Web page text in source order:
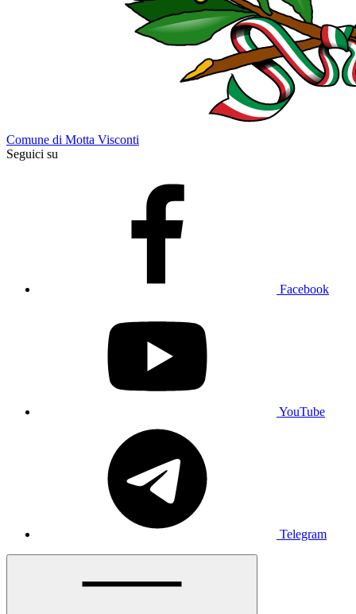
Comune di Motta Visconti
Seguici su
Facebook
YouTube
Telegram